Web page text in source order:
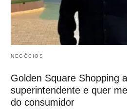
NEGÓCIOS
Golden Square Shopping
superintendente e quer
do consumidor